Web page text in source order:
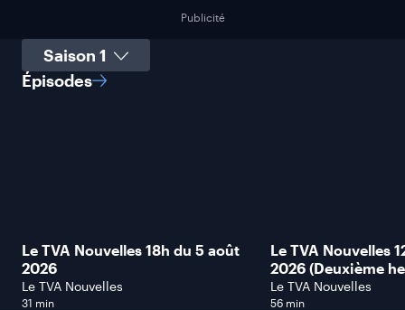
Publicité
Sélectionner une saison
Épisodes
Le TVA Nouvelles 18h du 5 août
2026
Le TVA Nouvelles
31 min
Le TVA Nouvelles
2026 (Deuxième
Le TVA Nouvelles
56 min